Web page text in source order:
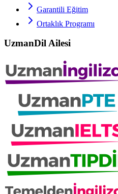
Garantili Eğitim
Ortaklık Programı
UzmanDil Ailesi